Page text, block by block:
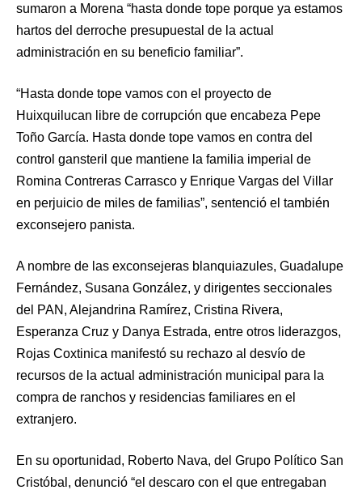
sumaron a Morena “hasta donde tope porque ya estamos
hartos del derroche presupuestal de la actual
administración en su beneficio familiar”.
“Hasta donde tope vamos con el proyecto de
Huixquilucan libre de corrupción que encabeza Pepe
Toño García. Hasta donde tope vamos en contra del
control gansteril que mantiene la familia imperial de
Romina Contreras Carrasco y Enrique Vargas del Villar
en perjuicio de miles de familias”, sentenció el también
exconsejero panista.
A nombre de las exconsejeras blanquiazules, Guadalupe
Fernández, Susana González, y dirigentes seccionales
del PAN, Alejandrina Ramírez, Cristina Rivera,
Esperanza Cruz y Danya Estrada, entre otros liderazgos,
Rojas Coxtinica manifestó su rechazo al desvío de
recursos de la actual administración municipal para la
compra de ranchos y residencias familiares en el
extranjero.
En su oportunidad, Roberto Nava, del Grupo Político San
Cristóbal, denunció “el descaro con el que entregaban